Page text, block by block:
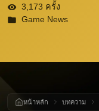
3,173 ครั้ง
Game News
หน้าหลัก บทความ